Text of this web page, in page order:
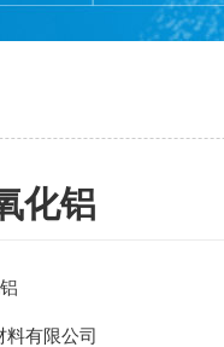
化铝
料有限公司